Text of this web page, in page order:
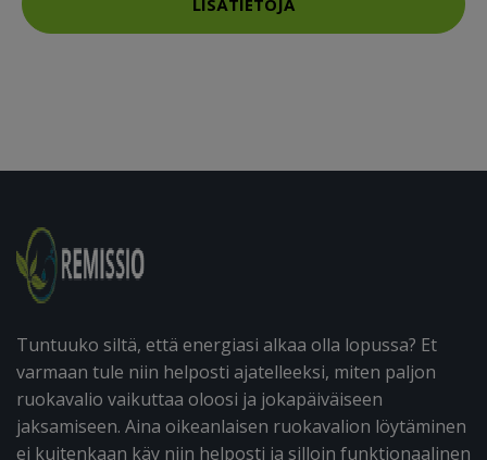
Tuntuuko siltä, että energiasi alkaa olla lopussa? Et
varmaan tule niin helposti ajatelleeksi, miten paljon
ruokavalio vaikuttaa oloosi ja jokapäiväiseen
jaksamiseen. Aina oikeanlaisen ruokavalion löytäminen
ei kuitenkaan käy niin helposti ja silloin funktionaalinen